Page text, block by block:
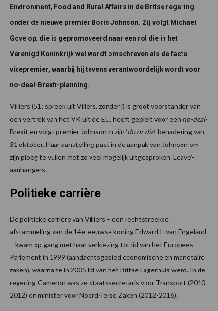
Environment, Food and Rural Affairs in de Britse regering
onder de nieuwe premier Boris Johnson. Zij volgt Michael
Gove op, die is gepromoveerd naar een rol die in het
Verenigd Koninkrijk wel wordt omschreven als de facto
vicepremier, waarbij hij tevens verantwoordelijk wordt voor
no-deal-Brexit-planning.
Villiers (51; spreek uit Villers, zonder i) is groot voorstander van
een vertrek van het VK uit de EU, heeft gepleit voor een no-deal-
Brexit en volgt premier Johnson in zijn ‘do or die’-benadering van
31 oktober. Haar aanstelling past in de aanpak van Johnson om
zijn ploeg te vullen met zo veel mogelijk uitgesproken ‘Leave’-
aanhangers.
Politieke carrière
De politieke carrière van Villiers – een rechtstreekse
afstammeling van de 14e-eeuwse koning Edward II van Engeland
– kwam op gang met haar verkiezing tot lid van het Europees
Parlement in 1999 (aandachtsgebied economische en monetaire
zaken), waarna ze in 2005 lid van het Britse Lagerhuis werd. In de
regering-Cameron was ze staatssecretaris voor Transport (2010-
2012) en minister voor Noord-Ierse Zaken (2012-2016).